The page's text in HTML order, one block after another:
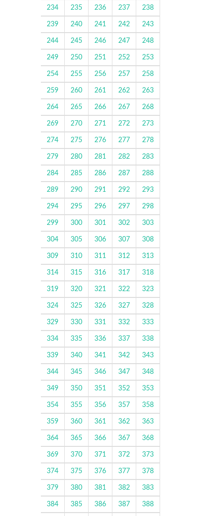
234 235 236 237 238
239 240 241 242 243
244 245 246 247 248
249 250 251 252 253
254 255 256 257 258
259 260 261 262 263
264 265 266 267 268
269 270 271 272 273
274 275 276 277 278
279 280 281 282 283
284 285 286 287 288
289 290 291 292 293
294 295 296 297 298
299 300 301 302 303
304 305 306 307 308
309 310 311 312 313
314 315 316 317 318
319 320 321 322 323
324 325 326 327 328
329 330 331 332 333
334 335 336 337 338
339 340 341 342 343
344 345 346 347 348
349 350 351 352 353
354 355 356 357 358
359 360 361 362 363
364 365 366 367 368
369 370 371 372 373
374 375 376 377 378
379 380 381 382 383
384 385 386 387 388